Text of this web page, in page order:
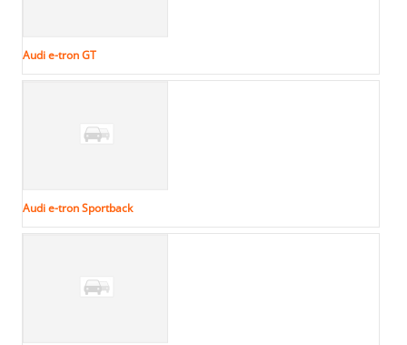
Audi e-tron GT
Audi e-tron Sportback